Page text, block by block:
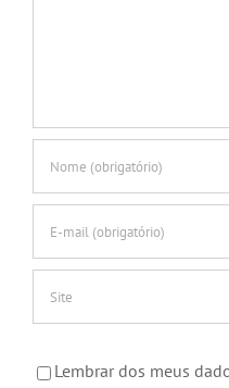
Lembrar dos meus